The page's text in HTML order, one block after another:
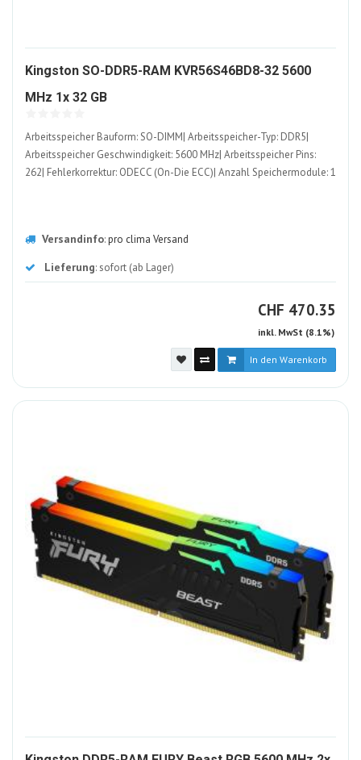
Kingston SO-DDR5-RAM KVR56S46BD8-32 5600
MHz 1x 32 GB1535319-
Arbeitsspeicher Bauform: SO-DIMM| Arbeitsspeicher-Typ: DDR5|
Arbeitsspeicher Geschwindigkeit: 5600 MHz| Arbeitsspeicher Pins:
262| Fehlerkorrektur: ODECC (On-Die ECC)| Anzahl Speichermodule: 1
Versandinfo:pro clima Versand
Lieferung: sofort (ab Lager)
CHF CHF
470.35
inkl. MwSt (8.1%)
In den Warenkorb